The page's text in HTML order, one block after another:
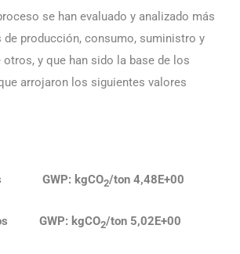
se han evaluado y analizado más
de producción, consumo, suministro y
otros, y que han sido la base de los
arrojaron los siguientes valores
GWP: kgCO2/ton 4,48E+00
GWP: kgCO2/ton 5,02E+00